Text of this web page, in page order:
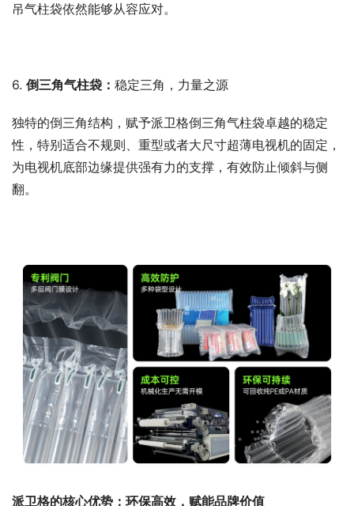
吊气柱袋依然能够从容应对。
6. 倒三角气柱袋： 稳定三角，力量之源
独特的倒三角结构，赋予派卫格倒三角气柱袋卓越的稳定
性，特别适合不规则、重型或者大尺寸超薄电视机的固定，
为电视机底部边缘提供强有力的支撑，有效防止倾斜与侧
翻。
派卫格的核心优势：环保高效，赋能品牌价值